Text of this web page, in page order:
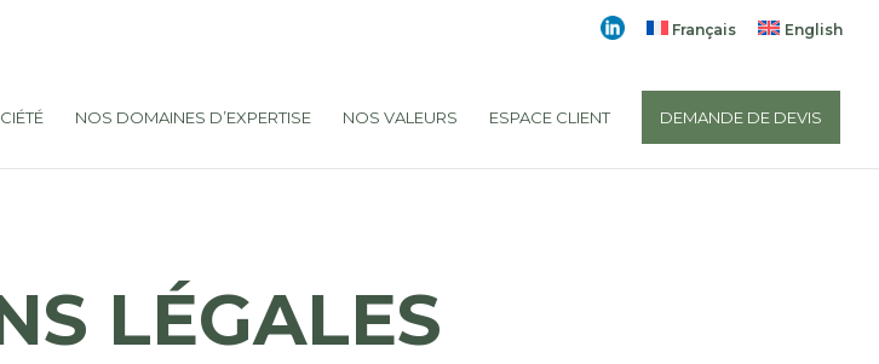
Français English
NOS DOMAINES D’EXPERTISE NOS VALEURS ESPACE CLIENT DEMANDE DE DEVIS
LÉGALES